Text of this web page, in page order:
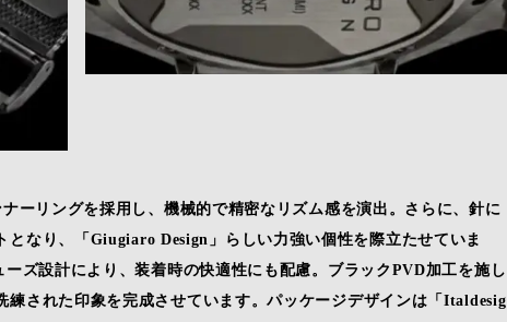
ーリングを採用し、機械的で精密なリズム感を演出。さらに、針に
なり、「Giugiaro Design」らしい力強い個性を際立たせていま
ズ設計により、装着時の快適性にも配慮。ブラックPVD加工を施し
された印象を完成させています。パッケージデザインは「Italdesig